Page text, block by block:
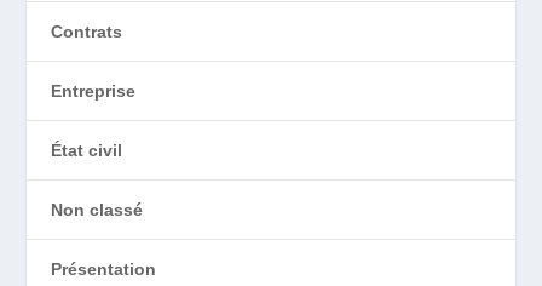
Contrats
Entreprise
État civil
Non classé
Présentation